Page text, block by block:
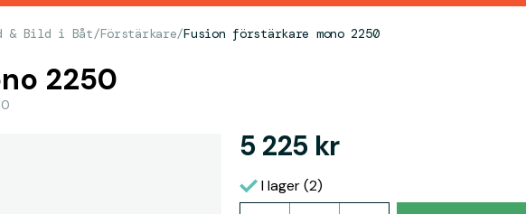
& Bild i Båt/Förstärkare/Fusion förstärkare mono 2250
2250
5 225 kr
I lager (2)